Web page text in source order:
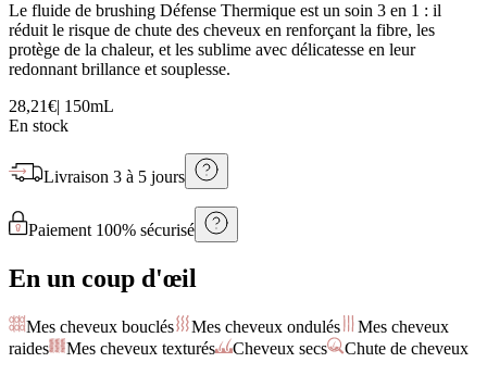
Le fluide de brushing Défense Thermique est un soin 3 en 1 : il
réduit le risque de chute des cheveux en renforçant la fibre, les
protège de la chaleur, et les sublime avec délicatesse en leur
redonnant brillance et souplesse.
28,21€| 150mL
En stock
Livraison 3 à 5 jours
Paiement 100% sécurisé
En un coup d'œil
Mes cheveux bouclés Mes cheveux ondulés
Mes cheveux
raides
Mes cheveux texturés Cheveux secs Chute de cheveux